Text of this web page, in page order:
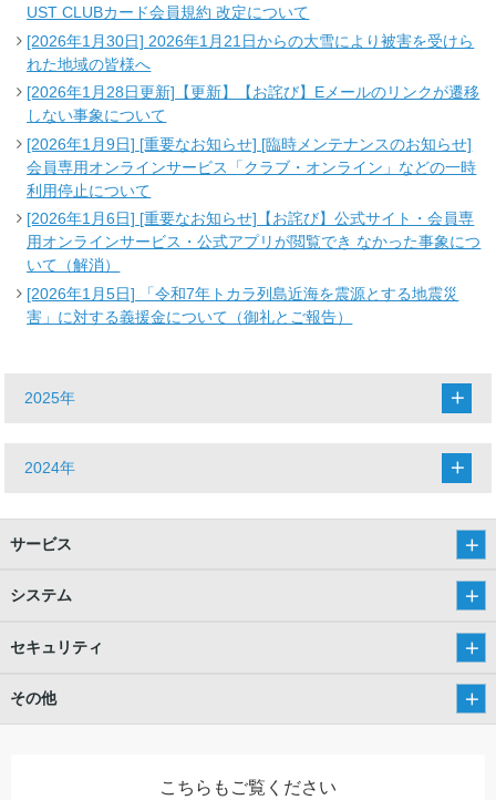
UST CLUBカード会員規約 改定について
[2026年1月30日] 2026年1月21日からの大雪により被害を受けら
れた地域の皆様へ
[2026年1月28日更新]【更新】【お詫び】Eメールのリンクが遷移
しない事象について
[2026年1月9日] [重要なお知らせ] [臨時メンテナンスのお知らせ]
会員専用オンラインサービス「クラブ・オンライン」などの一時
利用停止について
[2026年1月6日] [重要なお知らせ]【お詫び】公式サイト・会員専
用オンラインサービス・公式アプリが閲覧でき なかった事象につ
いて（解消）
[2026年1月5日] 「令和7年トカラ列島近海を震源とする地震災
害」に対する義援金について（御礼とご報告）
2025年
2024年
サービス
システム
セキュリティ
その他
こちらもご覧ください